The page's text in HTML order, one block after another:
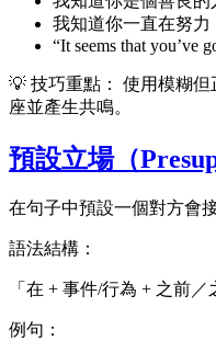
我知道你一直在努力
“It seems that you’ve
💡 技巧重點： 使用模糊
座並產生共鳴。
預設立場（
在句子中預設一個對方會
語法結構：
「在 + 事件/行為 + 之前
例句：